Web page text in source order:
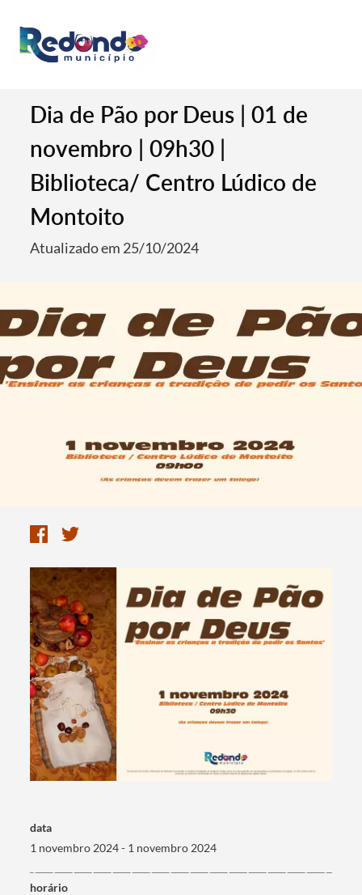
Dia de Pão por Deus | 01 de
novembro | 09h30 |
Biblioteca/ Centro Lúdico de
Montoito
Atualizado em 25/10/2024
data
1 novembro 2024 - 1 novembro 2024
horário